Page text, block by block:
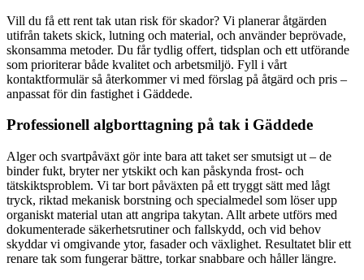
Vill du få ett rent tak utan risk för skador? Vi planerar åtgärden
utifrån takets skick, lutning och material, och använder beprövade,
skonsamma metoder. Du får tydlig offert, tidsplan och ett utförande
som prioriterar både kvalitet och arbetsmiljö. Fyll i vårt
kontaktformulär så återkommer vi med förslag på åtgärd och pris –
anpassat för din fastighet i Gäddede.
Professionell algborttagning på tak i Gäddede
Alger och svartpåväxt gör inte bara att taket ser smutsigt ut – de
binder fukt, bryter ner ytskikt och kan påskynda frost- och
tätskiktsproblem. Vi tar bort påväxten på ett tryggt sätt med lågt
tryck, riktad mekanisk borstning och specialmedel som löser upp
organiskt material utan att angripa takytan. Allt arbete utförs med
dokumenterade säkerhetsrutiner och fallskydd, och vid behov
skyddar vi omgivande ytor, fasader och växlighet. Resultatet blir ett
renare tak som fungerar bättre, torkar snabbare och håller längre.